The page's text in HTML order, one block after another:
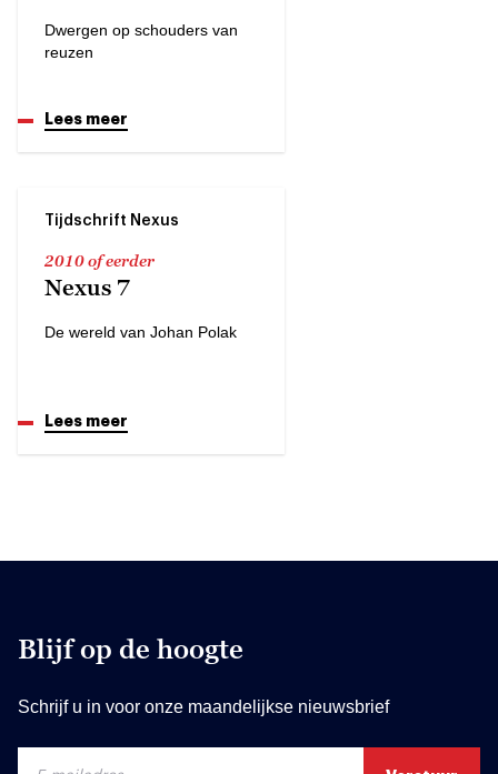
Dwergen op schouders van
reuzen
Lees meer
Tijdschrift Nexus
2010 of eerder
Nexus 7
De wereld van Johan Polak
Lees meer
Blijf op de hoogte
Schrijf u in voor onze maandelijkse nieuwsbrief